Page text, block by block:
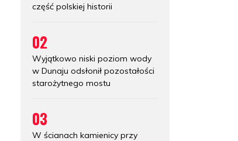
część polskiej historii
02
Wyjątkowo niski poziom wody
w Dunaju odsłonił pozostałości
starożytnego mostu
03
W ścianach kamienicy przy